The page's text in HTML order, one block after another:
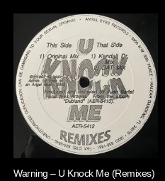
Warning – U Knock Me (Remixes)